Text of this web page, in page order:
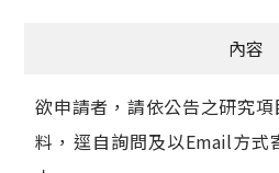
內容
欲申請者，請依公告之研究
料，逕自詢問及以Email方式